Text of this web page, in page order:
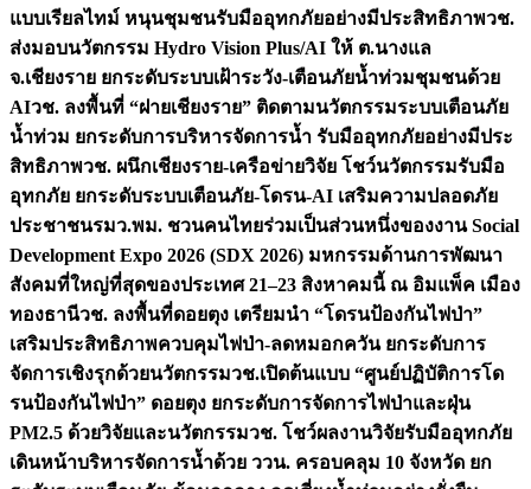
แบบเรียลไทม์ หนุนชุมชนรับมืออุทกภัยอย่างมีประสิทธิภาพวช.
ส่งมอบนวัตกรรม Hydro Vision Plus/AI ให้ ต.นางแล
จ.เชียงราย ยกระดับระบบเฝ้าระวัง-เตือนภัยน้ำท่วมชุมชนด้วย
AIวช. ลงพื้นที่ “ฝายเชียงราย” ติดตามนวัตกรรมระบบเตือนภัย
น้ำท่วม ยกระดับการบริหารจัดการน้ำ รับมืออุทกภัยอย่างมีประ
สิทธิภาพวช. ผนึกเชียงราย-เครือข่ายวิจัย โชว์นวัตกรรมรับมือ
อุทกภัย ยกระดับระบบเตือนภัย-โดรน-AI เสริมความปลอดภัย
ประชาชนรมว.พม. ชวนคนไทยร่วมเป็นส่วนหนึ่งของงาน Social
Development Expo 2026 (SDX 2026) มหกรรมด้านการพัฒนา
สังคมที่ใหญ่ที่สุดของประเทศ 21–23 สิงหาคมนี้ ณ อิมแพ็ค เมือง
ทองธานีวช. ลงพื้นที่ดอยตุง เตรียมนำ “โดรนป้องกันไฟป่า”
เสริมประสิทธิภาพควบคุมไฟป่า-ลดหมอกควัน ยกระดับการ
จัดการเชิงรุกด้วยนวัตกรรมวช.เปิดต้นแบบ “ศูนย์ปฏิบัติการโด
รนป้องกันไฟป่า” ดอยตุง ยกระดับการจัดการไฟป่าและฝุ่น
PM2.5 ด้วยวิจัยและนวัตกรรมวช. โชว์ผลงานวิจัยรับมืออุทกภัย
เดินหน้าบริหารจัดการน้ำด้วย ววน. ครอบคลุม 10 จังหวัด ยก